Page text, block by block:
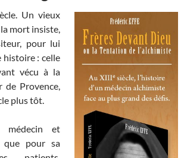
Un vieux
mort insiste,
pour lui
histoire : celle
vécu à la
de Provence,
plus tôt.
médecin et
pour sa